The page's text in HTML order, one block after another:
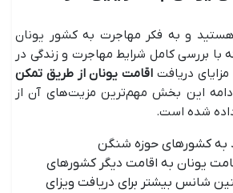
هستید و به فکر مهاجرت به کشور یونان
با بررسی کامل شرایط مهاجرت و زندگی در
دریافت اقامت یونان از طریق تمکن
این بخش مهم‌ترین مزیت‌های آن از
شده است.
به کشورهای حوزه شنگن
یونان به اقامت دیگر کشورهای
شانس بیشتر برای دریافت ویزای